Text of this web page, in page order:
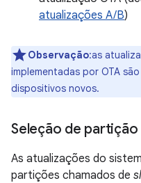
atualizações A/B)
Observação:as
implementadas por OTA
dispositivos novos.
Seleção de
As atualizações do
partições chamados de